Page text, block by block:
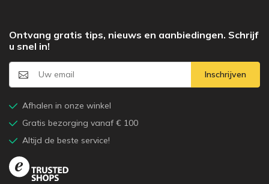
Ontvang gratis tips, nieuws en aanbiedingen. Schrijf
u snel in!
Inschrijven
Afhalen in onze winkel
Gratis bezorging vanaf € 100
Altijd de beste service!